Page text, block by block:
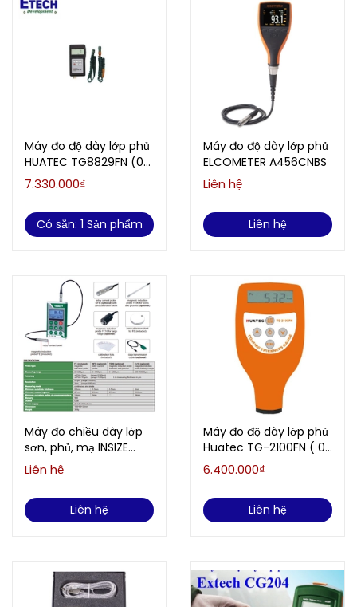
Máy đo độ dày lớp phủ
HUATEC TG8829FN (0-
1250um, từ tính và
7.330.000₫
Có sẵn: 1 Sản phẩm
Máy đo độ dày lớp phủ
ELCOMETER A456CNBS
Liên hệ
Liên hệ
Máy đo chiều dày lớp
sơn, phủ, mạ INSIZE
9501-1200 (0-1250µm,
đầu đo từ tính)
Liên hệ
Liên hệ
Máy đo độ dày lớp phủ
Huatec TG-2100FN ( 0-
1250um, không dấn
6.400.000₫
Liên hệ